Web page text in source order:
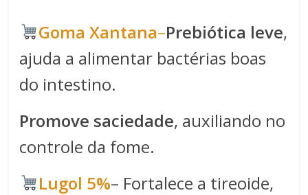
​​Goma Xantana​–Prebiótica leve,
ajuda a alimentar bactérias boas
do intestino.
Promove saciedade, auxiliando no
controle da fome.
Lugol 5%– Fortalece a tireoide,